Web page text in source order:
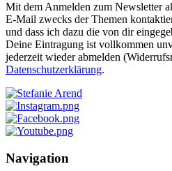
Mit dem Anmelden zum Newsletter
E-Mail zwecks der Themen
und dass ich dazu die von dir
Deine Eintragung ist vollkommen
jederzeit wieder abmelden
Datenschutzerklärung.
Navigation